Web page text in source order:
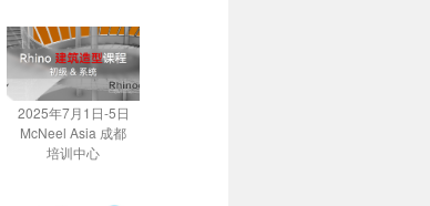
2025年7月1日-5日
McNeel Asia 成都
培训中心